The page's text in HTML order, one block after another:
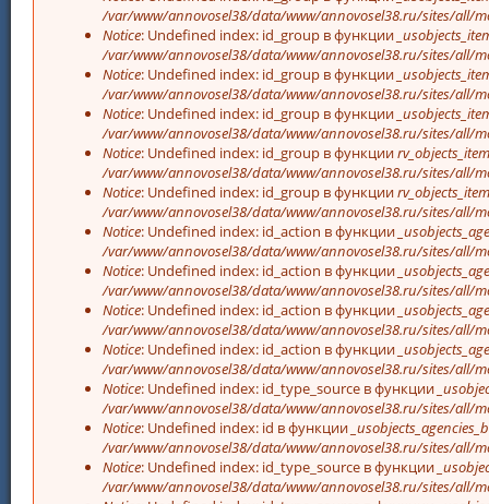
/var/www/annovosel38/data/www/annovosel38.ru/sites/all/
Notice: Undefined index: id_group в функции
/var/www/annovosel38/data/www/annovosel38.ru/sites/all/
Notice: Undefined index: id_group в функции
/var/www/annovosel38/data/www/annovosel38.ru/sites/all/
Notice: Undefined index: id_group в функции
/var/www/annovosel38/data/www/annovosel38.ru/sites/all/
Notice: Undefined index: id_group в функции
/var/www/annovosel38/data/www/annovosel38.ru/sites/all/
Notice: Undefined index: id_group в функции
/var/www/annovosel38/data/www/annovosel38.ru/sites/all/
Notice: Undefined index: id_action в функции
/var/www/annovosel38/data/www/annovosel38.ru/sites/all/
Notice: Undefined index: id_action в функции
/var/www/annovosel38/data/www/annovosel38.ru/sites/all/
Notice: Undefined index: id_action в функции
/var/www/annovosel38/data/www/annovosel38.ru/sites/all/
Notice: Undefined index: id_action в функции
/var/www/annovosel38/data/www/annovosel38.ru/sites/all/
Notice: Undefined index: id_type_source в функции
/var/www/annovosel38/data/www/annovosel38.ru/sites/all/
Notice: Undefined index: id в функции
/var/www/annovosel38/data/www/annovosel38.ru/sites/all/
Notice: Undefined index: id_type_source в функции
/var/www/annovosel38/data/www/annovosel38.ru/sites/all/